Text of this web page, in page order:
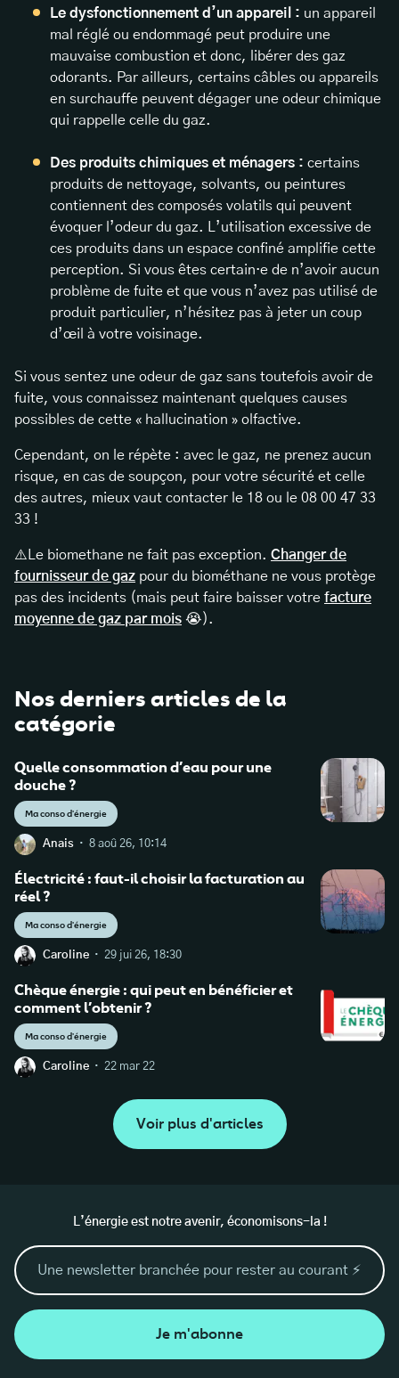
Le dysfonctionnement d’un appareil : un appareil
mal réglé ou endommagé peut produire une
mauvaise combustion et donc, libérer des gaz
odorants. Par ailleurs, certains câbles ou appareils
en surchauffe peuvent dégager une odeur chimique
qui rappelle celle du gaz.
Des produits chimiques et ménagers : certains
produits de nettoyage, solvants, ou peintures
contiennent des composés volatils qui peuvent
évoquer l’odeur du gaz. L’utilisation excessive de
ces produits dans un espace confiné amplifie cette
perception. Si vous êtes certain·e de n’avoir aucun
problème de fuite et que vous n’avez pas utilisé de
produit particulier, n’hésitez pas à jeter un coup
d’œil à votre voisinage.
Si vous sentez une odeur de gaz sans toutefois avoir de
fuite, vous connaissez maintenant quelques causes
possibles de cette « hallucination » olfactive.
Cependant, on le répète : avec le gaz, ne prenez aucun
risque, en cas de soupçon, pour votre sécurité et celle
des autres, mieux vaut contacter le 18 ou le 08 00 47 33
33 !
⚠️Le biomethane ne fait pas exception. Changer de
fournisseur de gaz pour du biométhane ne vous protège
pas des incidents (mais peut faire baisser votre facture
moyenne de gaz par mois 😭).
Nos derniers articles de la
catégorie
Quelle consommation d’eau pour une
douche ?
Ma conso d'énergie
Anais · 8 aoû 26, 10:14
Électricité : faut-il choisir la facturation au
réel ?
Ma conso d'énergie
Caroline · 29 jui 26, 18:30
Chèque énergie : qui peut en bénéficier et
comment l’obtenir ?
Ma conso d'énergie
Caroline · 22 mar 22
Voir plus d'articles
L’énergie est notre avenir, économisons-la !
Je m'abonne